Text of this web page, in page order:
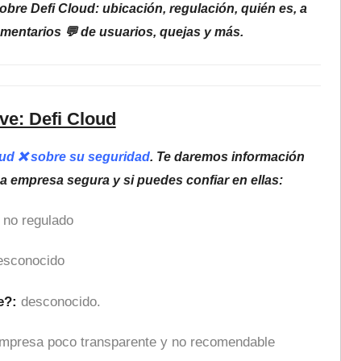
Defi Cloud: ubicación, regulación, quién es, a
💬 de usuarios, quejas y más.
Defi Cloud
❌ sobre su seguridad. Te daremos información
empresa segura y si puedes confiar en ellas:
no regulado
desconocido.
poco transparente y no recomendable